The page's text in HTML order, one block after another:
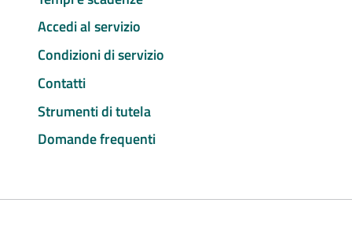
Accedi al servizio
Condizioni di servizio
Contatti
Strumenti di tutela
Domande frequenti